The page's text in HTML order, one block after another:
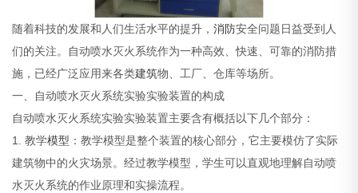
随着科技的发展和人们生活水平的提升，消防安全问题日益受到人
们的关注。自动喷水灭火系统作为一种高效、快速、可靠的消防措
施，已经广泛应用来各类建筑物、工厂、仓库等场所。
一、自动喷水灭火系统实验实验装置的构成
自动喷水灭火系统实验实验装置主要含有概括以下几个部分：
1. 教学模型 ：教学模型是整个装置的核心部分，它主要模仿了实际
建筑物中的火灾场景。经过教学模型，学生可以直观地理解自动喷
水灭火系统的作业原理和实操流程。